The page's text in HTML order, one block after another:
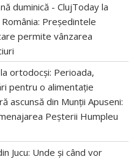
duminică - ClujToday la
Președintele
permite vânzarea
ortodocși: Perioada,
pentru o alimentație
ascunsă din Munții Apuseni:
Peșterii Humpleu
Jucu: Unde și când vor